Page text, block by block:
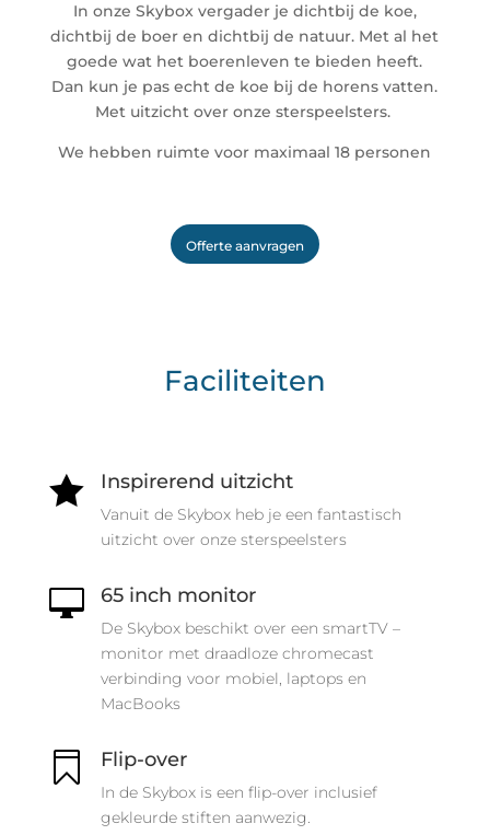
In onze Skybox vergader je dichtbij de koe,
dichtbij de boer en dichtbij de natuur. Met al het
goede wat het boerenleven te bieden heeft.
Dan kun je pas echt de koe bij de horens vatten.
Met uitzicht over onze sterspeelsters.
We hebben ruimte voor maximaal 18 personen
Offerte aanvragen
Faciliteiten
 Inspirerend uitzicht
Vanuit de Skybox heb je een fantastisch
uitzicht over onze sterspeelsters
 65 inch monitor
De Skybox beschikt over een smartTV –
monitor met draadloze chromecast
verbinding voor mobiel, laptops en
MacBooks
 Flip-over
In de Skybox is een flip-over inclusief
gekleurde stiften aanwezig.